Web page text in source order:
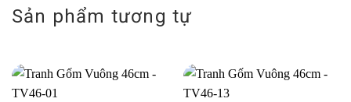
Sản phẩm tương tự